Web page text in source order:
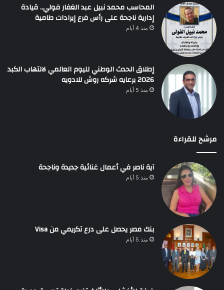
المحاسب محمد نبيل عبد الغفار فولي.. قيادة
إدارية ناجحة على رأس فرع إيرادات طامية
منذ 4 أيام
إطلاق الحدث الوطني لليوم العالمي لالتهاب الكبد
2026 برعايه شركه روش للادويه
منذ 5 أيام
مرشح للقراءة
آية ناصر في أعمال غنائية جديدة وناجحة
منذ 5 أيام
بنك مصر يحصل على درع تكريمي من Visa
منذ 5 أيام